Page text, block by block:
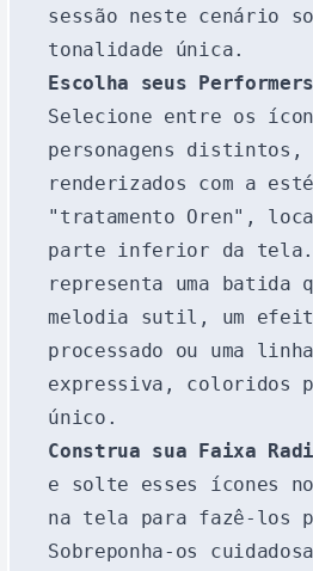
sessão neste cenário
tonalidade única.
Escolha seus
Selecione entre os
personagens distintos,
renderizados com a
"tratamento Oren",
parte inferior da tela.
representa uma batida
melodia sutil, um
processado ou uma
expressiva,
único.
Construa sua Faixa
e solte esses ícones
na tela para fazê-los
Sobreponha-os